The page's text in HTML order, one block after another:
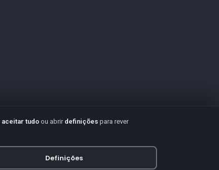
aceitar tudo ou abrir definições para rever
Definições